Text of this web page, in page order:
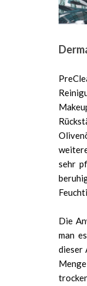
sehr
Die
man
dieser